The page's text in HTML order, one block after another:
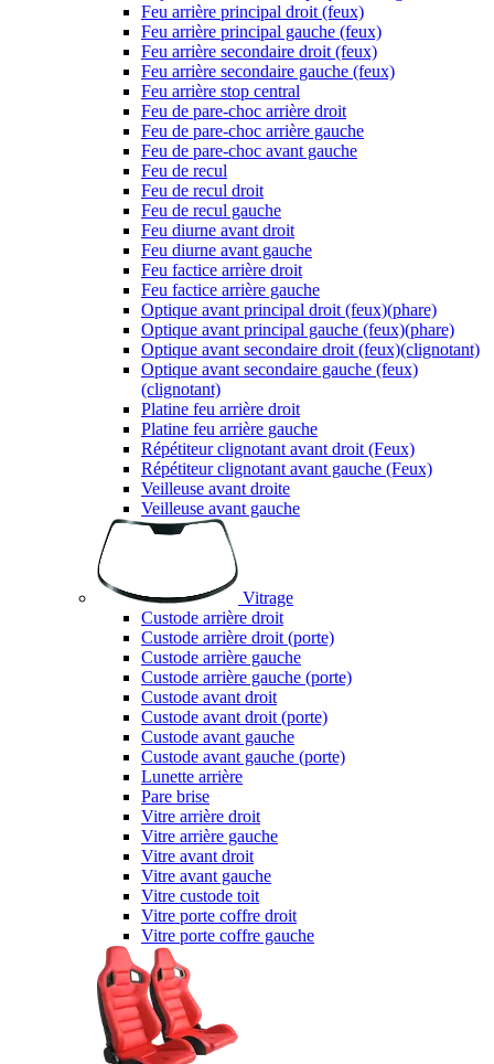
Feu arrière principal droit (feux)
Feu arrière principal gauche (feux)
Feu arrière secondaire droit (feux)
Feu arrière secondaire gauche (feux)
Feu arrière stop central
Feu de pare-choc arrière droit
Feu de pare-choc arrière gauche
Feu de pare-choc avant gauche
Feu de recul
Feu de recul droit
Feu de recul gauche
Feu diurne avant droit
Feu diurne avant gauche
Feu factice arrière droit
Feu factice arrière gauche
Optique avant principal droit (feux)(phare)
Optique avant principal gauche (feux)(phare)
Optique avant secondaire droit (feux)(clignotant)
Optique avant secondaire gauche (feux)
(clignotant)
Platine feu arrière droit
Platine feu arrière gauche
Répétiteur clignotant avant droit (Feux)
Répétiteur clignotant avant gauche (Feux)
Veilleuse avant droite
Veilleuse avant gauche
Vitrage
Custode arrière droit
Custode arrière droit (porte)
Custode arrière gauche
Custode arrière gauche (porte)
Custode avant droit
Custode avant droit (porte)
Custode avant gauche
Custode avant gauche (porte)
Lunette arrière
Pare brise
Vitre arrière droit
Vitre arrière gauche
Vitre avant droit
Vitre avant gauche
Vitre custode toit
Vitre porte coffre droit
Vitre porte coffre gauche